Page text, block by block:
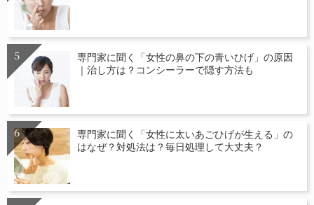
専門家に聞く「女性の鼻の下の青いひげ」の原因
｜治し方は？コンシーラーで隠す方法も
専門家に聞く「女性に太いあごひげが生える」の
はなぜ？対処法は？毎日処理して大丈夫？